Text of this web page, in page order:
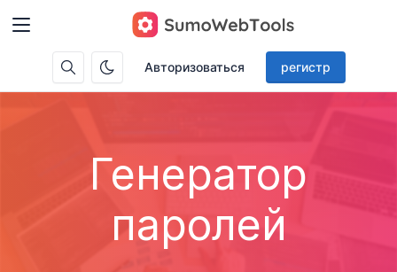
Авторизоваться регистр
Генератор
паролей